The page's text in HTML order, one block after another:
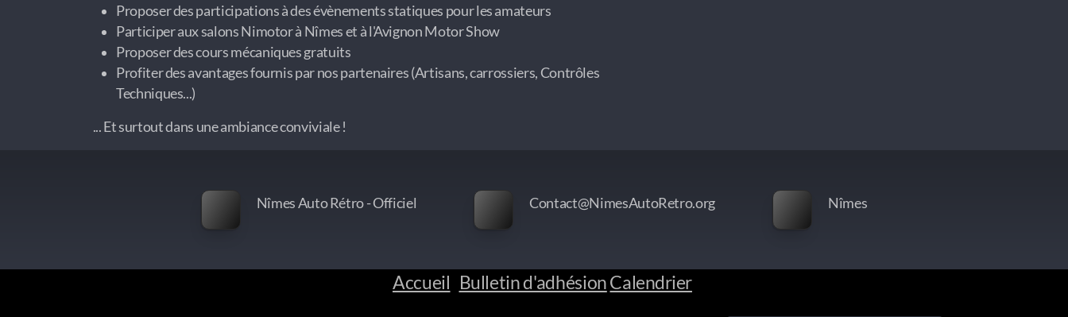
Proposer des participations à des évènements statiques pour les amateurs
Participer aux salons Nimotor à Nîmes et à l'Avignon Motor Show
Proposer des cours mécaniques gratuits
Profiter des avantages fournis par nos partenaires (Artisans, carrossiers, Contrôles
Techniques...)
... Et surtout dans une ambiance conviviale !
Nîmes Auto Rétro - Officiel Contact@NimesAutoRetro.org Nîmes
Accueil Bulletin d'adhésionCalendrier